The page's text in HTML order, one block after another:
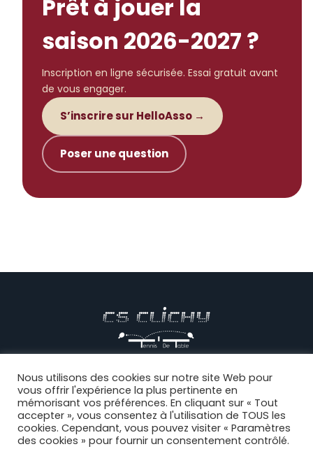
Prêt à jouer la
saison 2026-2027 ?
Inscription en ligne sécurisée. Essai gratuit avant
de vous engager.
S’inscrire sur HelloAsso →
Poser une question
© CS CLICHY Tennis de Table, Tous droits réservés | Mentions
légales|CGV|Politique de confidentialité|Règlement intérieur
Connexion
Nous utilisons des cookies sur notre site Web pour
vous offrir l'expérience la plus pertinente en
mémorisant vos préférences. En cliquant sur « Tout
accepter », vous consentez à l'utilisation de TOUS les
cookies. Cependant, vous pouvez visiter « Paramètres
des cookies » pour fournir un consentement contrôlé.